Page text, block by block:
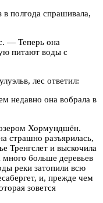
полгода спрашивала,
— Теперь она
питают воды с
лес ответил:
недавно она вобрала в
Хормундшён.
страшно разъярилась,
Тренгслет и выскочила
много больше деревьев
реки затопили всю
и, прежде чем
зовется